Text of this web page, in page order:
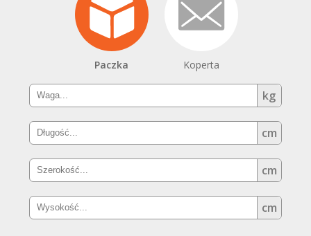
Paczka Koperta
kg
cm
cm
cm